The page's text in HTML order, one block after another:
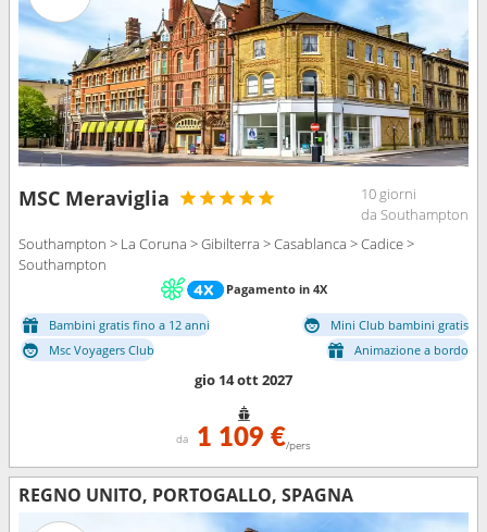
MSC Meraviglia
10 giorni
da Southampton
Southampton > La Coruna > Gibilterra > Casablanca > Cadice >
Southampton
Pagamento in 4X
Bambini gratis fino a 12 anni
Mini Club bambini gratis
Msc Voyagers Club
Animazione a bordo
gio 14 ott 2027
da 1 109 €/pers
REGNO UNITO, PORTOGALLO, SPAGNA